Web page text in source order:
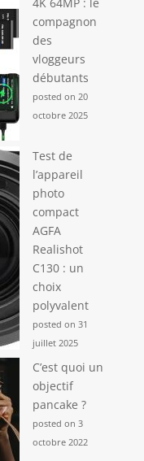
compagnon
des
vloggeurs
débutants
posted on 20
octobre 2025
Test de
l’appareil
photo
compact
AGFA
Realishot
C130 : un
choix
polyvalent
posted on 31
juillet 2025
C’est quoi un
objectif
pancake ?
posted on 3
octobre 2022